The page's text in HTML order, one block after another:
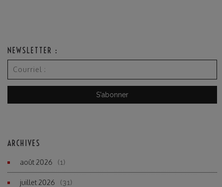
NEWSLETTER :
ARCHIVES
août 2026 (1)
juillet 2026 (31)